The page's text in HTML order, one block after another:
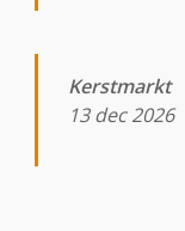
Kerstmarkt
13 dec 2026